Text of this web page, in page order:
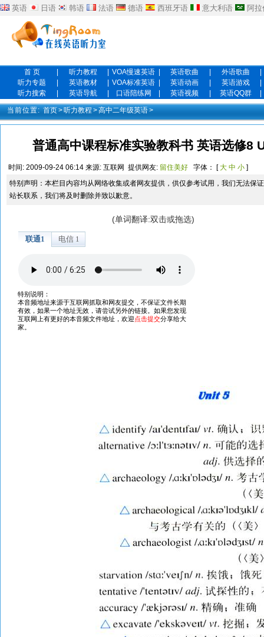
英语 日语 韩语 法语 德语 西班牙语 意大利语 阿
首 页 听力教程 VOA慢速英语 英语歌曲 外语歌曲
听力专题
英语教材 VOA标准英语 英语动画 英语游戏
听力搜索
英语导航 口语陪练网 英语视频 英语QQ群
当前位置: 首页>听力教程 >高中二年级英语>
普通高中课程标准实验教科书 英语选修
时间: 2009-09-24 06:14 来源: 互联网 提供网友: 留住美好 字体： [大 中 小 ]
特别声明：本栏目内容均从网络收集或者网友提供，供仅参考试用，我们无法保
站长联系，我们将及时删除并致以歉意。
(单词翻译:双击或拖选)